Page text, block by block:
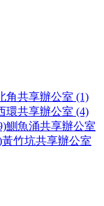
角共享辦公室 (1)
環共享辦公室 (4)
鰂魚涌共享辦公室
黃竹坑共享辦公室